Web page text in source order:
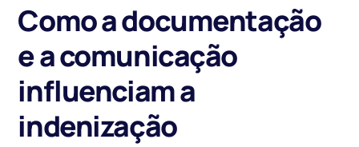
Como a documentação
e a comunicação
influenciam a
indenização